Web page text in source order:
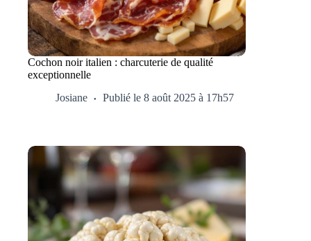
Cochon noir italien : charcuterie de qualité
exceptionnelle
Josiane
Publié le 8 août 2025 à 17h57